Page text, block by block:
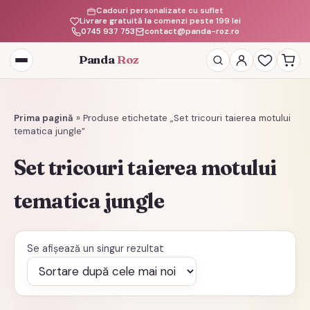
Livrare gratuită la comenzi peste 199 lei
Cadouri personalizate cu suflet
0745 937 753
contact@panda-roz.ro
Deschide
meniul
Panda Roz
Prima pagină » Produse etichetate „Set tricouri taierea motului
tematica jungle”
Set tricouri taierea motului
tematica jungle
Se afișează un singur rezultat